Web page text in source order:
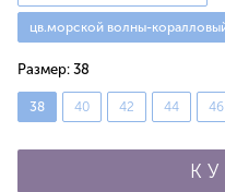
цв.морской волны-
Размер: 38
38 40 42 44 46